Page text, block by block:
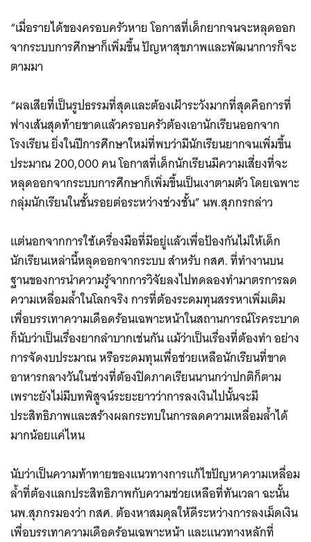
“เมื่อรายได้ของครอบครัวหาย โอกาสที่เด็กยากจนจะหลุดออก
จากระบบการศึกษาก็เพิ่มขึ้น ปัญหาสุขภาพและพัฒนาการก็จะ
ตามมา
“ผลเสียที่เป็นรูปธรรมที่สุดและต้องเฝ้าระวังมากที่สุดคือการที่
ฟางเส้นสุดท้ายขาดแล้วครอบครัวต้องเอานักเรียนออกจาก
โรงเรียน ยิ่งในปีการศึกษาใหม่ที่พบว่ามีนักเรียนยากจนเพิ่มขึ้น
ประมาณ 200,000 คน โอกาสที่เด็กนักเรียนมีความเสี่ยงที่จะ
หลุดออกจากระบบการศึกษาก็เพิ่มขึ้นเป็นเงาตามตัว โดยเฉพาะ
กลุ่มนักเรียนในชั้นรอยต่อระหว่างช่วงชั้น” นพ.สุภกรกล่าว
แต่นอกจากการใช้เครื่องมือที่มีอยู่แล้วเพื่อป้องกันไม่ให้เด็ก
นักเรียนเหล่านี้หลุดออกจากระบบ สำหรับ กสศ. ที่ทำงานบน
ฐานของการนำความรู้จากการวิจัยลงไปทดลองทำมาตรการลด
ความเหลื่อมล้ำในโลกจริง การที่ต้องระดมทุนสรรหาเพิ่มเติม
เพื่อบรรเทาความเดือดร้อนเฉพาะหน้าในสถานการณ์โรคระบาด
ก็นับว่าเป็นเรื่องยากลำบากเช่นกัน แม้ว่าเป็นเรื่องที่ต้องทำ อย่าง
การจัดงบประมาณ หรือระดมทุนเพื่อช่วยเหลือนักเรียนที่ขาด
อาหารกลางวันในช่วงที่ต้องปิดภาคเรียนนานกว่าปกติก็ตาม
เพราะยังไม่มีบทพิสูจน์ระยะยาวว่าการลงเงินไปนั้นจะมี
ประสิทธิภาพและสร้างผลกระทบในการลดความเหลื่อมล้ำได้
มากน้อยแค่ไหน
นับว่าเป็นความท้าทายของแนวทางการแก้ไขปัญหาความเหลื่อม
ล้ำที่ต้องแลกประสิทธิภาพกับความช่วยเหลือที่ทันเวลา ฉะนั้น
นพ.สุภกรมองว่า กสศ. ต้องหาสมดุลให้ดีระหว่างการลงเม็ดเงิน
เพื่อบรรเทาความเดือดร้อนเฉพาะหน้า และแนวทางหลักที่